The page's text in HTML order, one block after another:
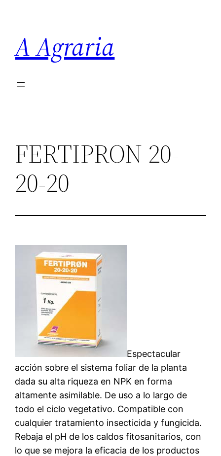
contenido
A Agraria
FERTIPRON 20-
20-20
Espectacular
acción sobre el sistema foliar de la planta
dada su alta riqueza en NPK en forma
altamente asimilable. De uso a lo largo de
todo el ciclo vegetativo. Compatible con
cualquier tratamiento insecticida y fungicida.
Rebaja el pH de los caldos fitosanitarios, con
lo que se mejora la eficacia de los productos